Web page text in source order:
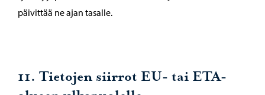
päivittää ne ajan tasalle.
11. Tietojen siirrot EU- tai ETA-